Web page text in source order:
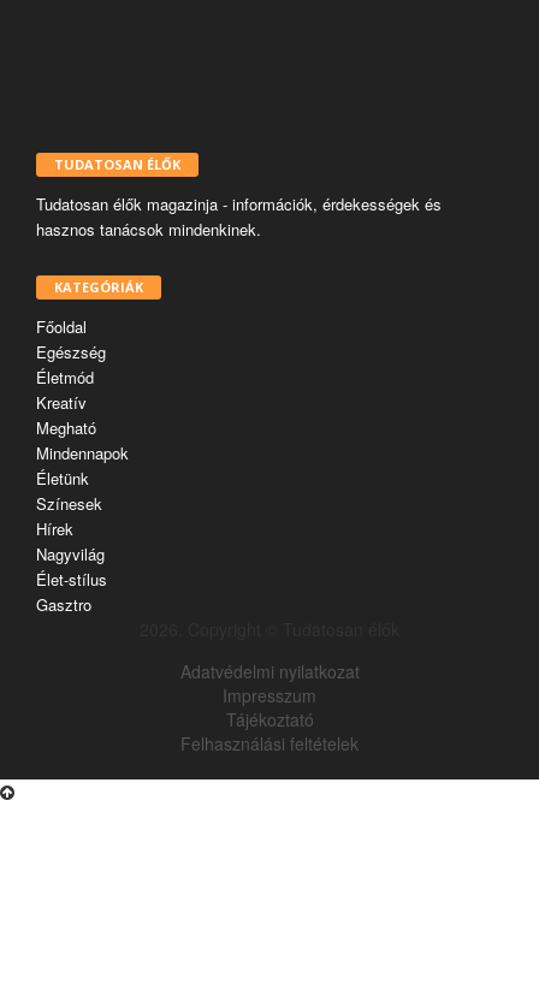
TUDATOSAN ÉLŐK
Tudatosan élők magazinja - információk, érdekességek és
hasznos tanácsok mindenkinek.
KATEGÓRIÁK
Főoldal
Egészség
Életmód
Kreatív
Megható
Mindennapok
Életünk
Színesek
Hírek
Nagyvilág
Élet-stílus
Gasztro
Adatvédelmi nyilatkozat
Impresszum
Tájékoztató
Felhasználási feltételek